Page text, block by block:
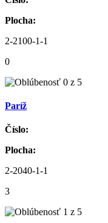
Plocha:
2-2100-1-1
0
Paríž
Číslo:
Plocha:
2-2040-1-1
3